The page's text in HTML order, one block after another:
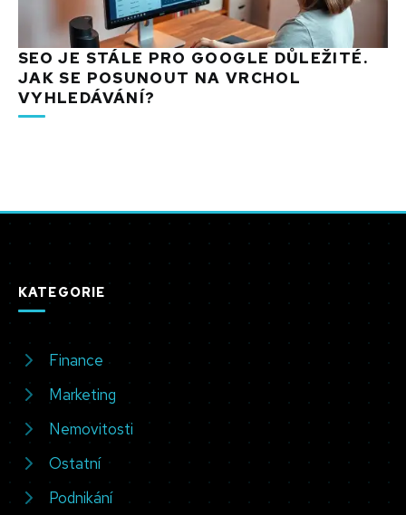
SEO JE STÁLE PRO GOOGLE DŮLEŽITÉ.
JAK SE POSUNOUT NA VRCHOL
VYHLEDÁVÁNÍ?
KATEGORIE
Finance
Marketing
Nemovitosti
Ostatní
Podnikání